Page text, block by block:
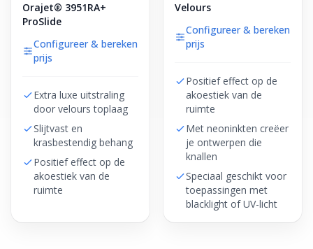
Orajet® 3951RA+
ProSlide
Configureer & bereken
prijs
Extra luxe uitstraling
door velours toplaag
Slijtvast en
krasbestendig behang
Positief effect op de
akoestiek van de
ruimte
Velours
Configureer & bereken
prijs
Positief effect op de
akoestiek van de
ruimte
Met neoninkten creëer
je ontwerpen die
knallen
Speciaal geschikt voor
toepassingen met
blacklight of UV-licht